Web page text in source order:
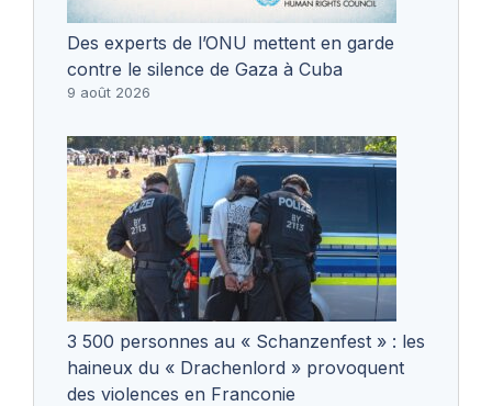
Des experts de l’ONU mettent en garde
contre le silence de Gaza à Cuba
9 août 2026
3 500 personnes au « Schanzenfest » : les
haineux du « Drachenlord » provoquent
des violences en Franconie